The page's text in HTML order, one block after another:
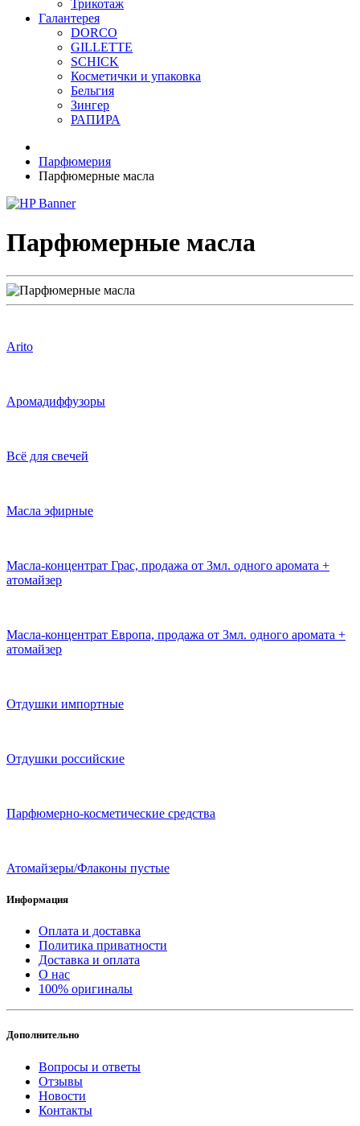
Трикотаж
Галантерея
DORCO
GILLETTE
SCHICK
Косметички и упаковка
Бельгия
Зингер
РАПИРА
Парфюмерия
Парфюмерные масла
Парфюмерные масла
Arito
Аромадиффузоры
Всё для свечей
Масла эфирные
Масла-концентрат Грас, продажа от 3мл. одного аромата +
атомайзер
Масла-концентрат Европа, продажа от 3мл. одного аромата +
атомайзер
Отдушки импортные
Отдушки российские
Парфюмерно-косметические средства
Атомайзеры/Флаконы пустые
Информация
Оплата и доставка
Политика приватности
Доставка и оплата
О нас
100% оригиналы
Дополнительно
Вопросы и ответы
Отзывы
Новости
Контакты